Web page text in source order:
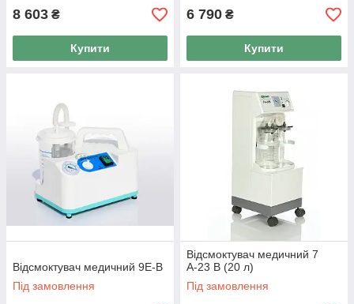
8 603 ₴
Купити
6 790 ₴
Купити
Відсмоктувач медичний 9Е-В
Під замовлення
Відсмоктувач медичний 7
А-23 В (20 л)
Під замовлення